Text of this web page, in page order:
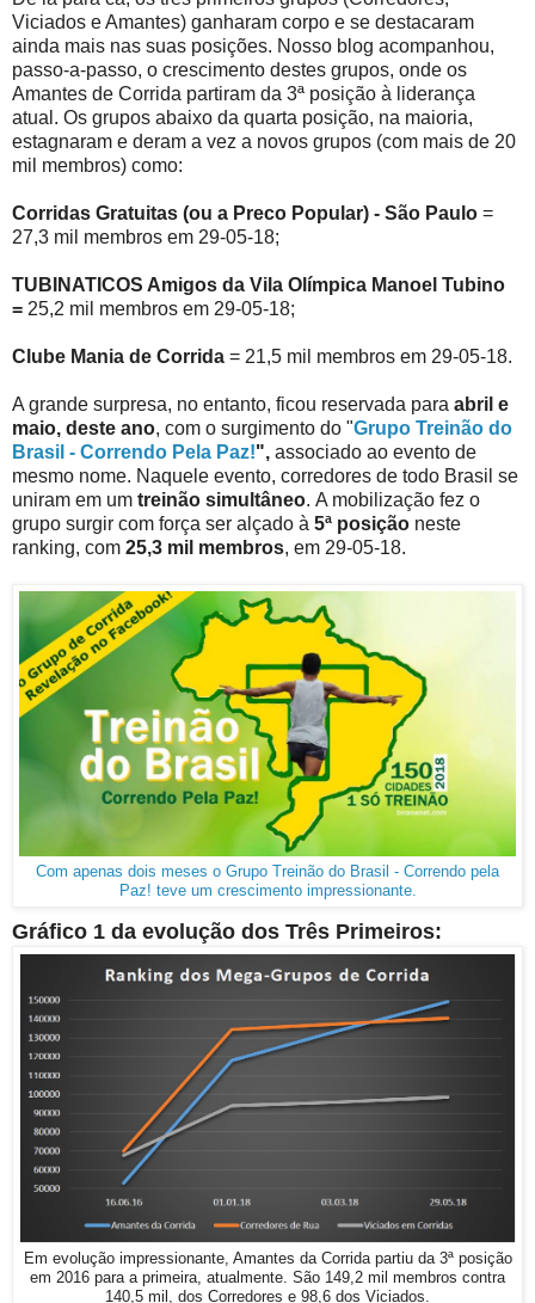
Viciados e Amantes) ganharam corpo e se destacaram
ainda mais nas suas posições. Nosso blog acompanhou,
passo-a-passo, o crescimento destes grupos, onde os
Amantes de Corrida partiram da 3ª posição à liderança
atual. Os grupos abaixo da quarta posição, na maioria,
estagnaram e deram a vez a novos grupos (com mais de 20
mil membros) como:
Corridas Gratuitas (ou a Preco Popular) - São Paulo =
27,3 mil membros em 29-05-18;
TUBINATICOS Amigos da Vila Olímpica Manoel Tubino
= 25,2 mil membros em 29-05-18;
Clube Mania de Corrida = 21,5 mil membros em 29-05-18.
A grande surpresa, no entanto, ficou reservada para abril e
maio, deste ano, com o surgimento do "Grupo Treinão do
Brasil - Correndo Pela Paz!", associado ao evento de
mesmo nome. Naquele evento, corredores de todo Brasil se
uniram em um treinão simultâneo. A mobilização fez o
grupo surgir com força ser alçado à 5ª posição neste
ranking, com 25,3 mil membros, em 29-05-18.
Com apenas dois meses o Grupo Treinão do Brasil - Correndo pela
Paz! teve um crescimento impressionante.
Gráfico 1 da evolução dos Três Primeiros:
Em evolução impressionante, Amantes da Corrida partiu da 3ª posição
em 2016 para a primeira, atualmente. São 149,2 mil membros contra
140,5 mil, dos Corredores e 98,6 dos Viciados.